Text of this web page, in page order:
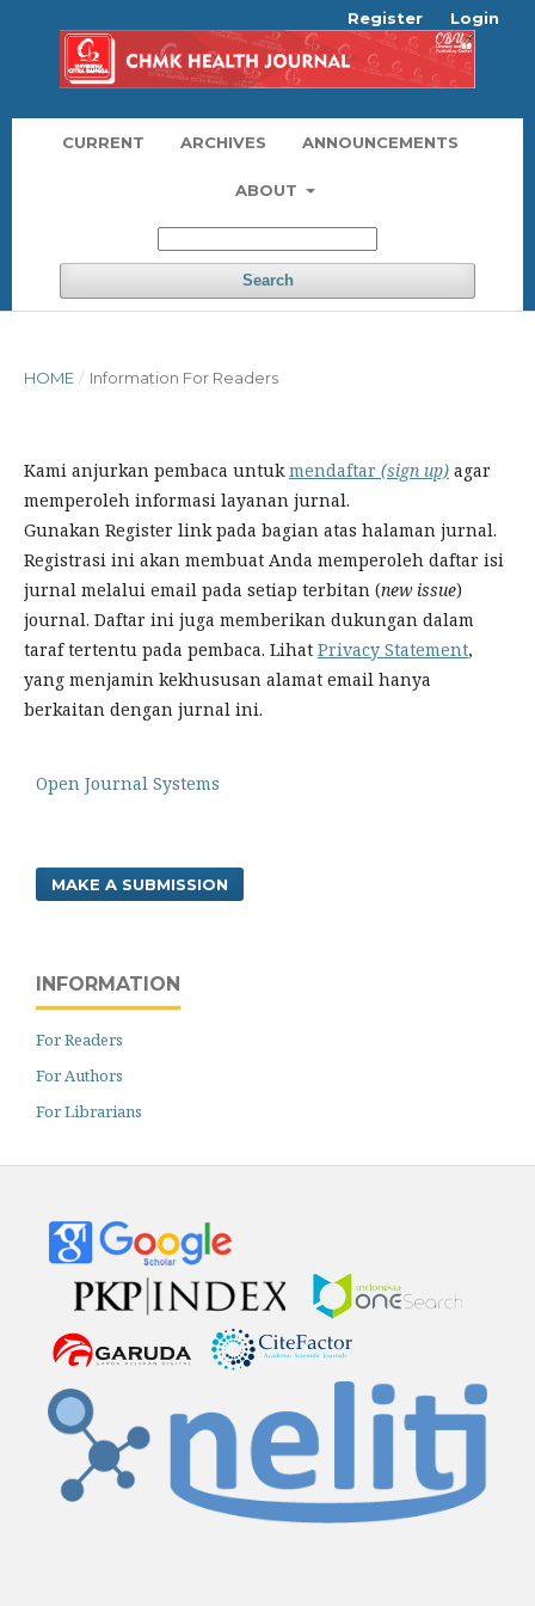
CURRENT ARCHIVES ANNOUNCEMENTS
ABOUT
Search
Register Login
HOME / Information For Readers
Kami anjurkan pembaca untuk mendaftar (sign up) agar
memperoleh informasi layanan jurnal.
Gunakan Register link pada bagian atas halaman jurnal.
Registrasi ini akan membuat Anda memperoleh daftar isi
jurnal melalui email pada setiap terbitan (new issue)
journal. Daftar ini juga memberikan dukungan dalam
taraf tertentu pada pembaca. Lihat Privacy Statement,
yang menjamin kekhususan alamat email hanya
berkaitan dengan jurnal ini.
Open Journal Systems
MAKE A SUBMISSION
INFORMATION
For Readers
For Authors
For Librarians